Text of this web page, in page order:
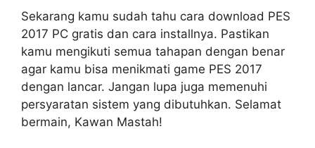
Sekarang kamu sudah tahu cara download PES
2017 PC gratis dan cara installnya. Pastikan
kamu mengikuti semua tahapan dengan benar
agar kamu bisa menikmati game PES 2017
dengan lancar. Jangan lupa juga memenuhi
persyaratan sistem yang dibutuhkan. Selamat
bermain, Kawan Mastah!